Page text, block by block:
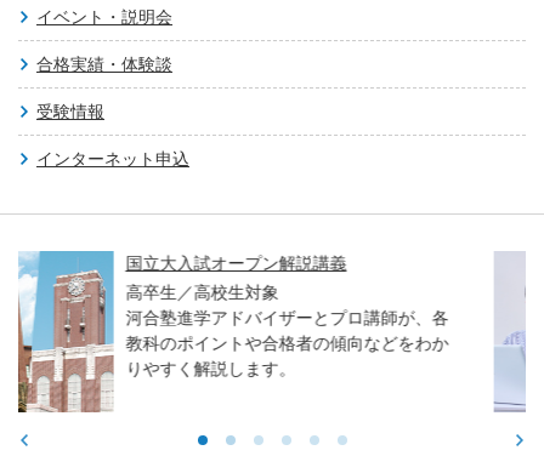
イベント・説明会
合格実績・体験談
受験情報
インターネット申込
が、各
をわか
親子で学ぶ！大学入試セミナー
高校生／中学生／保護者対象
東大・京大・医学部医学科入試
る力や学習アドバイスをお伝え